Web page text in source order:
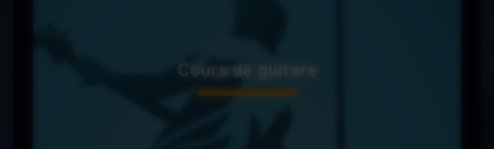
Cours de guitare